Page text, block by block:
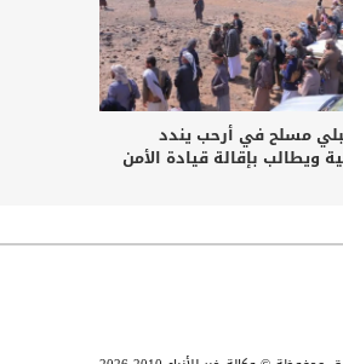
مسلح في أرحب يندد
ويطالب بإقالة قيادة الأمن